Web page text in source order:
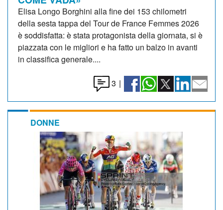
Elisa Longo Borghini alla fine dei 153 chilometri
della sesta tappa del Tour de France Femmes 2026
è soddisfatta: è stata protagonista della giornata, si è
piazzata con le migliori e ha fatto un balzo in avanti
in classifica generale....
3 |
DONNE